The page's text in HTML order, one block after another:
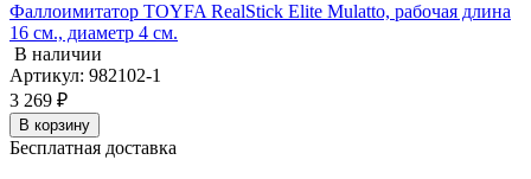
Фаллоимитатор TOYFA RealStick Elite Mulatto, рабочая длина
16 см., диаметр 4 см.
В наличии
Артикул: 982102-1
3 269 ₽
В корзину
Бесплатная доставка